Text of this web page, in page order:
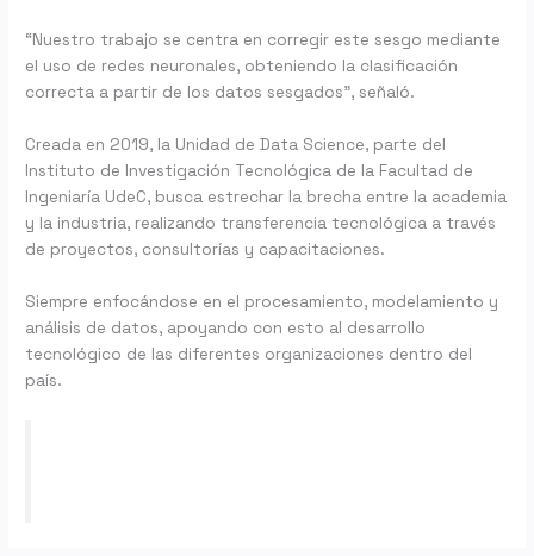
“Nuestro trabajo se centra en corregir este sesgo mediante
el uso de redes neuronales, obteniendo la clasificación
correcta a partir de los datos sesgados”, señaló.
Creada en 2019, la Unidad de Data Science, parte del
Instituto de Investigación Tecnológica de la Facultad de
Ingeniaría UdeC, busca estrechar la brecha entre la academia
y la industria, realizando transferencia tecnológica a través
de proyectos, consultorías y capacitaciones.
Siempre enfocándose en el procesamiento, modelamiento y
análisis de datos, apoyando con esto al desarrollo
tecnológico de las diferentes organizaciones dentro del
país.